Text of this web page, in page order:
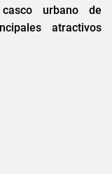
urbano de
atractivos